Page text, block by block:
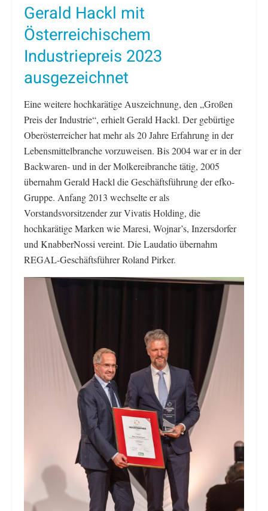
Gerald Hackl mit
Österreichischem
Industriepreis 2023
ausgezeichnet
Eine weitere hochkarätige Auszeichnung, den „Großen
Preis der Industrie“, erhielt Gerald Hackl. Der gebürtige
Oberösterreicher hat mehr als 20 Jahre Erfahrung in der
Lebensmittelbranche vorzuweisen. Bis 2004 war er in der
Backwaren- und in der Molkereibranche tätig, 2005
übernahm Gerald Hackl die Geschäftsführung der efko-
Gruppe. Anfang 2013 wechselte er als
Vorstandsvorsitzender zur Vivatis Holding, die
hochkarätige Marken wie Maresi, Wojnar’s, Inzersdorfer
und KnabberNossi vereint. Die Laudatio übernahm
REGAL-Geschäftsführer Roland Pirker.